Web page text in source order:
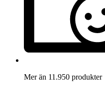
Mer än 11.950 produkter